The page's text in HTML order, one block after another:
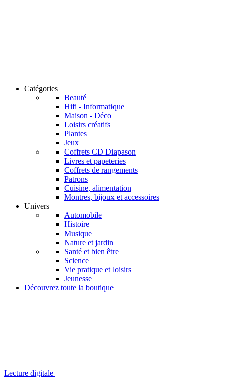
Catégories
Beauté
Hifi - Informatique
Maison - Déco
Loisirs créatifs
Plantes
Jeux
Coffrets CD Diapason
Livres et papeteries
Coffrets de rangements
Patrons
Cuisine, alimentation
Montres, bijoux et accessoires
Univers
Automobile
Histoire
Musique
Nature et jardin
Santé et bien être
Science
Vie pratique et loisirs
Jeunesse
Découvrez toute la boutique
Lecture digitale